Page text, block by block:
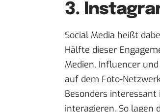
3.
Social Media heißt
Hälfte dieser
Medien, Influencer
auf dem Foto-
Besonders
interagieren. So lagen